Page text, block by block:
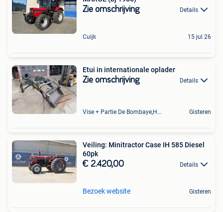
Zie omschrijving Details
Cuijk 15 jul 26
Etui in internationale oplader
Zie omschrijving Details
Vise + Partie De Bombaye,Hac- Court, Hermalle-Ss-Argenteau Gisteren
Veiling: Minitractor Case IH 585 Diesel
60pk
€ 2.420,00 Details
Bezoek website Gisteren